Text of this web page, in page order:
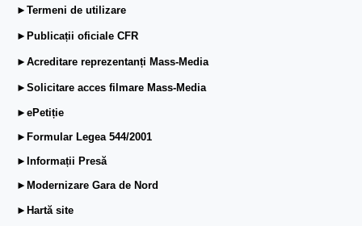
►Termeni de utilizare
►Publicații oficiale CFR
►Acreditare reprezentanți Mass-Media
►Solicitare acces filmare Mass-Media
►ePetiție
►Formular Legea 544/2001
►Informații Presă
►Modernizare Gara de Nord
►Hartă site